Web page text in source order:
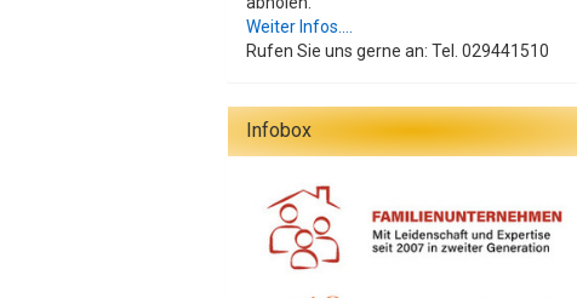
Weiter Infos....
Rufen Sie uns gerne an: Tel. 029441510
Infobox